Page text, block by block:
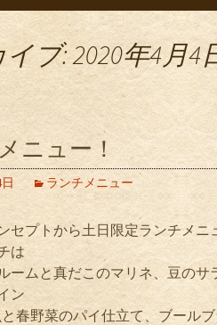
ブ: 2020年4月4
ニュー！
ランチメニュー
セプトから土日限定ランチメニ
は
ームと真だこのマリネ、豆のサ
ン
と春野菜のパイ仕立て、ブール